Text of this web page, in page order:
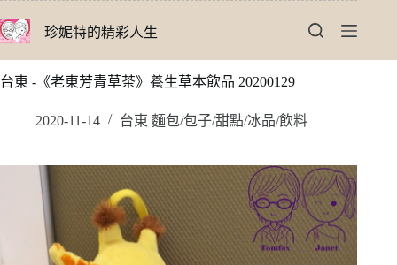
至
要
珍妮特的精彩人生
台東 -《老東芳青草茶》養生草本飲品 20200129
2020-11-14 台東 麵包/包子/甜點/冰品/飲料